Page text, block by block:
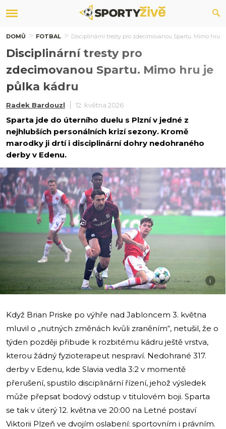
DOMŮ FOTBAL Disciplinární tresty pro zdecimovanou Spartu. Mimo hru
Disciplinární tresty pro
zdecimovanou Spartu. Mimo hru je
půlka kádru
Radek Bardouzl 12. května 2026
Sparta jde do úterního duelu s Plzní v jedné z
nejhlubších personálních krizí sezony. Kromě
marodky ji drtí i disciplinární dohry nedohraného
derby v Edenu.
i
Když Brian Priske po výhře nad Jabloncem 3. května
mluvil o „nutných změnách kvůli zraněním“, netušil, že o
týden později přibude k rozbitému kádru ještě vrstva,
kterou žádný fyzioterapeut nespraví. Nedohrané 317.
derby v Edenu, kde Slavia vedla 3:2 v momentě
přerušení, spustilo disciplinární řízení, jehož výsledek
může přepsat bodový odstup v titulovém boji. Sparta
se tak v úterý 12. května ve 20:00 na Letné postaví
Viktorii Plzeň ve dvojím oslabení: sportovním i právním.